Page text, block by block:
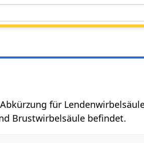
für
Brustwirbelsäule befindet.